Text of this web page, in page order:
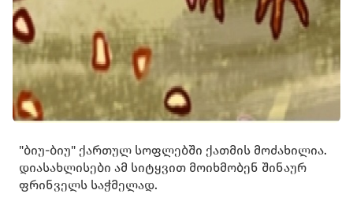
"ბიუ-ბიუ" ქართულ სოფლებში ქათმის მოძახილია.
დიასახლისები ამ სიტყვით მოიხმობენ შინაურ
ფრინველს საჭმელად.